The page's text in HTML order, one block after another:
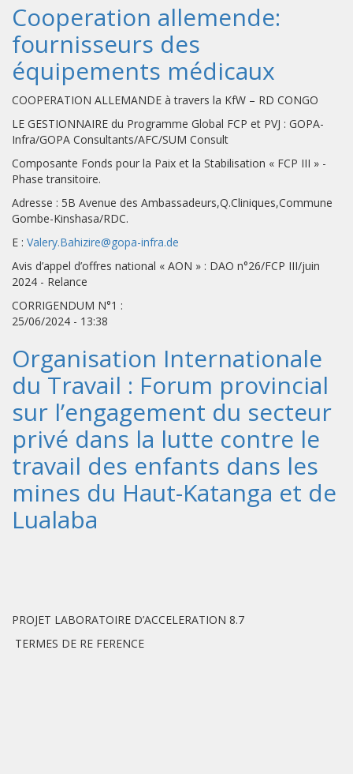
Cooperation allemende:
fournisseurs des
équipements médicaux
COOPERATION ALLEMANDE à travers la KfW – RD CONGO
LE GESTIONNAIRE du Programme Global FCP et PVJ : GOPA-
Infra/GOPA Consultants/AFC/SUM Consult
Composante Fonds pour la Paix et la Stabilisation « FCP III » -
Phase transitoire.
Adresse : 5B Avenue des Ambassadeurs,Q.Cliniques,Commune
Gombe-Kinshasa/RDC.
E : Valery.Bahizire@gopa-infra.de
Avis d’appel d’offres national « AON » : DAO n°26/FCP III/juin
2024 - Relance
CORRIGENDUM N°1 :
25/06/2024 - 13:38
Organisation Internationale
du Travail : Forum provincial
sur l’engagement du secteur
privé dans la lutte contre le
travail des enfants dans les
mines du Haut-Katanga et de
Lualaba
PROJET LABORATOIRE D’ACCELERATION 8.7
TERMES DE RE FERENCE